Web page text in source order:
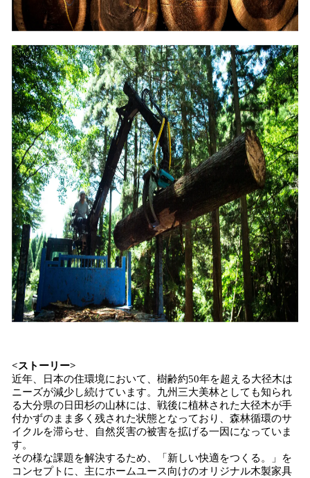
<ストーリー>
近年、日本の住環境において、樹齢約50年を超える大径木は
ニーズが減少し続けています。九州三大美林としても知られ
る大分県の日田杉の山林には、戦後に植林された大径木が手
付かずのまま多く残された状態となっており、森林循環のサ
イクルを滞らせ、自然災害の被害を拡げる一因になっていま
す。
その様な課題を解決するため、「新しい快適をつくる。」を
コンセプトに、主にホームユース向けのオリジナル木製家具